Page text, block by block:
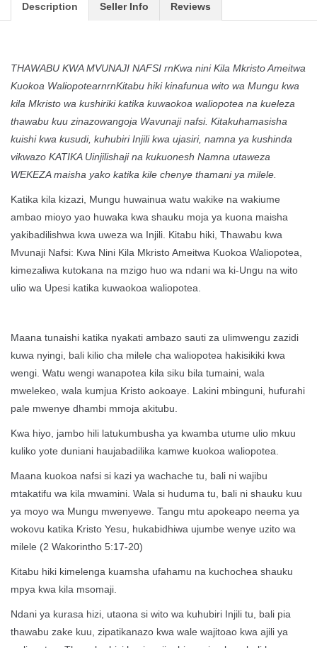
Description Seller Info Reviews
THAWABU KWA MVUNAJI NAFSI rnKwa nini Kila Mkristo Ameitwa
Kuokoa WaliopotearnrnKitabu hiki kinafunua wito wa Mungu kwa
kila Mkristo wa kushiriki katika kuwaokoa waliopotea na kueleza
thawabu kuu zinazowangoja Wavunaji nafsi. Kitakuhamasisha
kuishi kwa kusudi, kuhubiri Injili kwa ujasiri, namna ya kushinda
vikwazo KATIKA Uinjilishaji na kukuonesh Namna utaweza
WEKEZA maisha yako katika kile chenye thamani ya milele.
Katika kila kizazi, Mungu huwainua watu wakike na wakiume
ambao mioyo yao huwaka kwa shauku moja ya kuona maisha
yakibadilishwa kwa uweza wa Injili. Kitabu hiki, Thawabu kwa
Mvunaji Nafsi: Kwa Nini Kila Mkristo Ameitwa Kuokoa Waliopotea
kimezaliwa kutokana na mzigo huo wa ndani wa ki-Ungu na wito
ulio wa Upesi katika kuwaokoa waliopotea.
Maana tunaishi katika nyakati ambazo sauti za ulimwengu zazidi
kuwa nyingi, bali kilio cha milele cha waliopotea hakisikiki kwa
wengi. Watu wengi wanapotea kila siku bila tumaini, wala
mwelekeo, wala kumjua Kristo aokoaye. Lakini mbinguni, hufurahi
pale mwenye dhambi mmoja akitubu.
Kwa hiyo, jambo hili latukumbusha ya kwamba utume ulio mkuu
kuliko yote duniani haujabadilika kamwe kuokoa waliopotea.
Maana kuokoa nafsi si kazi ya wachache tu, bali ni wajibu
mtakatifu wa kila mwamini. Wala si huduma tu, bali ni shauku kuu
ya moyo wa Mungu mwenyewe. Tangu mtu apokeapo neema ya
wokovu katika Kristo Yesu, hukabidhiwa ujumbe wenye uzito wa
milele (2 Wakorintho 5:17-20)
Kitabu hiki kimelenga kuamsha ufahamu na kuchochea shauku
mpya kwa kila msomaji.
Ndani ya kurasa hizi, utaona si wito wa kuhubiri Injili tu, bali pia
thawabu zake kuu, zipatikanazo kwa wale wajitoao kwa ajili ya